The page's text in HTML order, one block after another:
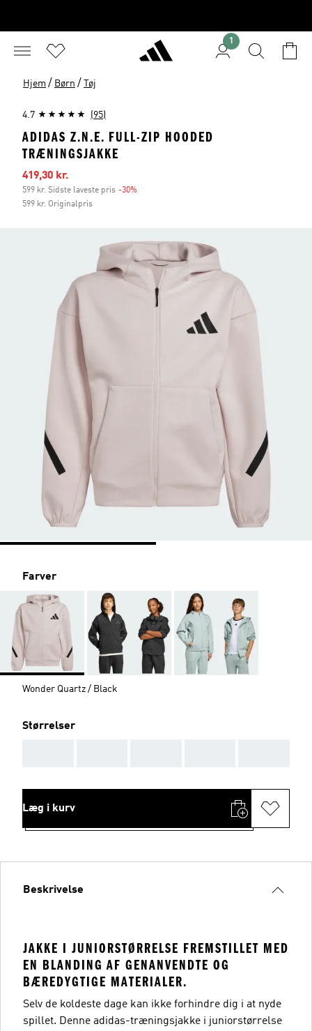
1
Hjem / Børn / Tøj
4.7 (95)
ADIDAS Z.N.E. FULL-ZIP HOODED
TRÆNINGSJAKKE
Udsalgspris
419,30 kr.
599 kr. Sidste laveste pris -30%
599 kr. Originalpris
Farver
Wonder Quartz / Black
Størrelser
Læg i kurv
Beskrivelse
JAKKE I JUNIORSTØRRELSE FREMSTILLET MED
EN BLANDING AF GENANVENDTE OG
BÆREDYGTIGE MATERIALER.
Selv de koldeste dage kan ikke forhindre dig i at nyde
spillet. Denne adidas-træningsjakke i juniorstørrelse